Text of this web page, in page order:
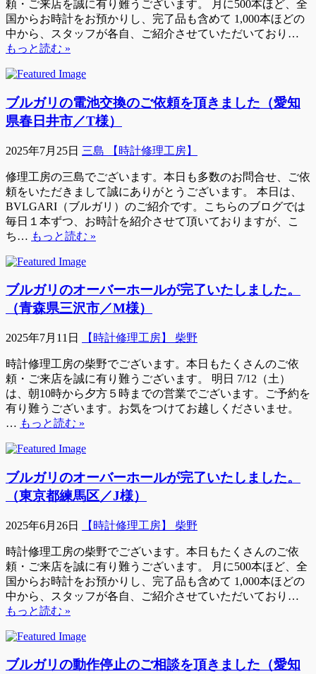
頼・ご来店を誠に有り難うございます。 月に500本ほど、全
国からお時計をお預かりし、完了品も含めて 1,000本ほどの
中から、スタッフが各自、ご紹介させていただいており…
もっと読む »
ブルガリの電池交換のご依頼を頂きました（愛知
県春日井市／T様）
2025年7月25日 三島 【時計修理工房】
修理工房の三島でございます。本日も多数のお問合せ、ご依
頼をいただきまして誠にありがとうございます。 本日は、
BVLGARI（ブルガリ）のご紹介です。こちらのブログでは
毎日１本ずつ、お時計を紹介させて頂いておりますが、こ
ち… もっと読む »
ブルガリのオーバーホールが完了いたしました。
（青森県三沢市／M様）
2025年7月11日 【時計修理工房】 柴野
時計修理工房の柴野でございます。本日もたくさんのご依
頼・ご来店を誠に有り難うございます。 明日 7/12（土）
は、朝10時から夕方５時までの営業でございます。ご予約を
有り難うございます。お気をつけてお越しくださいませ。
… もっと読む »
ブルガリのオーバーホールが完了いたしました。
（東京都練馬区／J様）
2025年6月26日 【時計修理工房】 柴野
時計修理工房の柴野でございます。本日もたくさんのご依
頼・ご来店を誠に有り難うございます。 月に500本ほど、全
国からお時計をお預かりし、完了品も含めて 1,000本ほどの
中から、スタッフが各自、ご紹介させていただいており…
もっと読む »
ブルガリの動作停止のご相談を頂きました（愛知